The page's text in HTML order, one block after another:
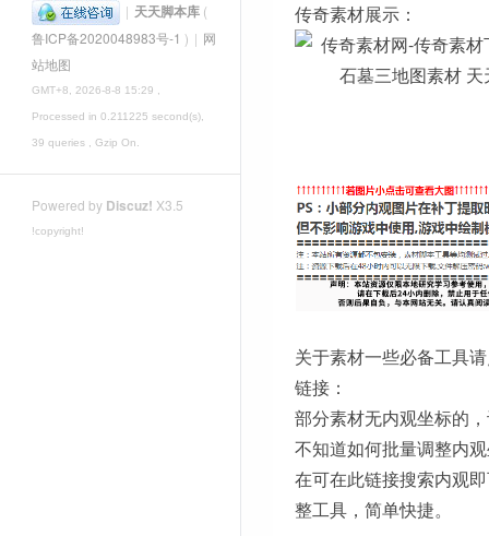
| 天天脚本库 (
鲁ICP备2020048983号-1 ) | 网
站地图
GMT+8, 2026-8-8 15:29 ,
Processed in 0.211225 second(s),
39 queries , Gzip On.
Powered by Discuz! X3.5
!copyright!
传奇素材展示：
关于素材一些必备工具
链接：
部分素材无内观坐标的
不知道如何批量调整内
在可在此链接搜索内观
整工具，简单快捷。